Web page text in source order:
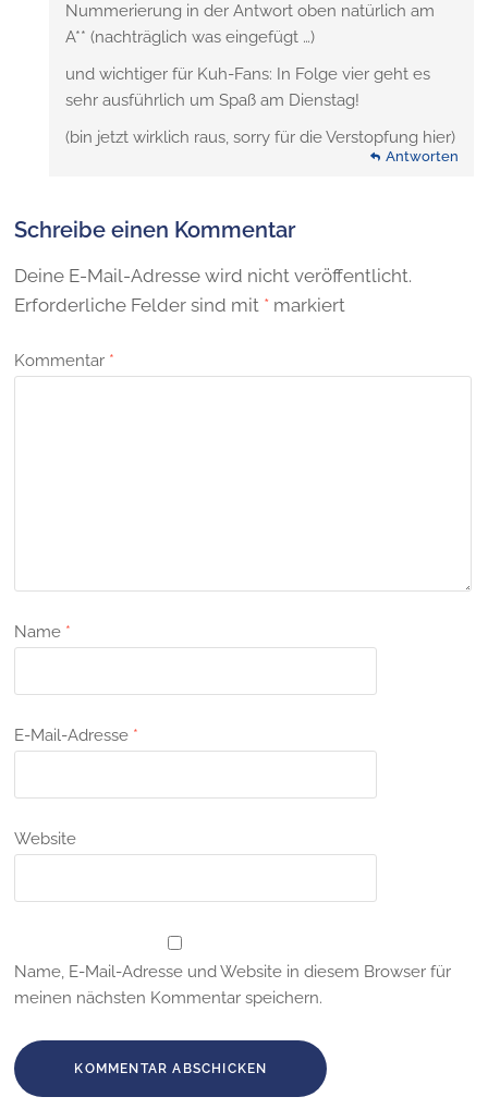
Nummerierung in der Antwort oben natürlich am
A** (nachträglich was eingefügt …)
und wichtiger für Kuh-Fans: In Folge vier geht es
sehr ausführlich um Spaß am Dienstag!
(bin jetzt wirklich raus, sorry für die Verstopfung hier)
Antworten
Schreibe einen Kommentar
Deine E-Mail-Adresse wird nicht veröffentlicht.
Erforderliche Felder sind mit * markiert
Kommentar *
Name *
E-Mail-Adresse *
Website
Name, E-Mail-Adresse und Website in diesem Browser für
meinen nächsten Kommentar speichern.